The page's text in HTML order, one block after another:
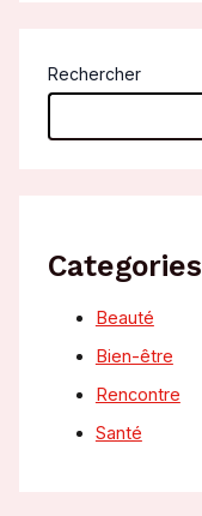
Rechercher
Categories
Beauté
Bien-être
Rencontre
Santé